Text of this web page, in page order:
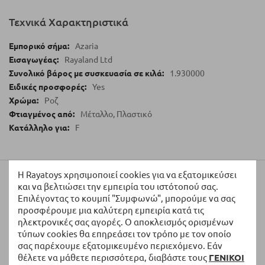
Η Rayatoys χρησιμοποιεί cookies για να εξατομικεύσει
και να βελτιώσει την εμπειρία του ιστότοπού σας.
Επιλέγοντας το κουμπί "Συμφωνώ", μπορούμε να σας
προσφέρουμε μια καλύτερη εμπειρία κατά τις
ηλεκτρονικές σας αγορές. Ο αποκλεισμός ορισμένων
τύπων cookies θα επηρεάσει τον τρόπο με τον οποίο
σας παρέχουμε εξατομικευμένο περιεχόμενο. Εάν
θέλετε να μάθετε περισσότερα, διαβάστε τους ΓΕΝΙΚΟΙ
Τεχνικά Χαρακτηριστικά
Azaria
Rayaland Ltd
1.930000
Yes
Ροζ
Μέταλλο, Πλαστικό
F
Αξιολογήσεις
Γράψτε τη Δική σας Αξιολόγηση:
Η Βαθμολογία σας